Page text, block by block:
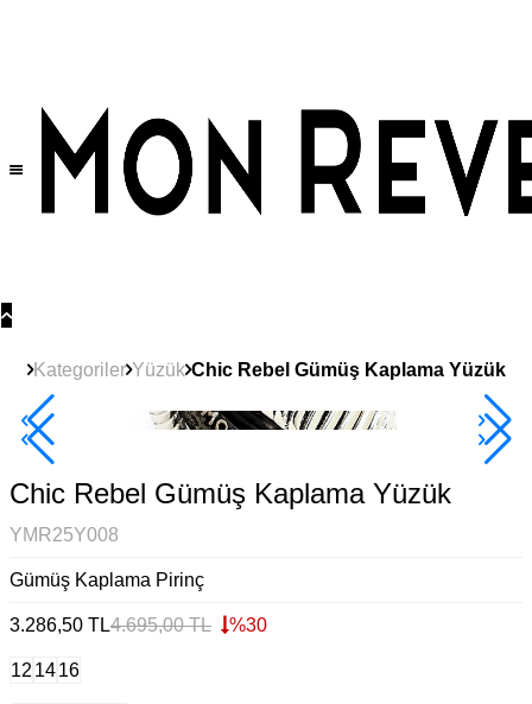
Kategoriler Yüzük Chic Rebel Gümüş Kaplama Yüzük
2+ Ürüne +%10
Chic Rebel Gümüş Kaplama Yüzük
YMR25Y008
Gümüş Kaplama Pirinç
3.286,50 TL4.695,00TL %30
121416